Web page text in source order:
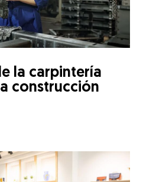
la carpintería
construcción